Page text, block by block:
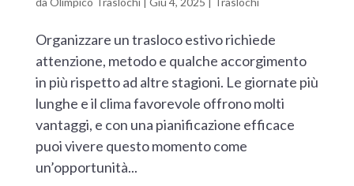
Organizzare un trasloco estivo richiede
attenzione, metodo e qualche accorgimento
in più rispetto ad altre stagioni. Le giornate più
lunghe e il clima favorevole offrono molti
vantaggi, e con una pianificazione efficace
puoi vivere questo momento come
un’opportunità...